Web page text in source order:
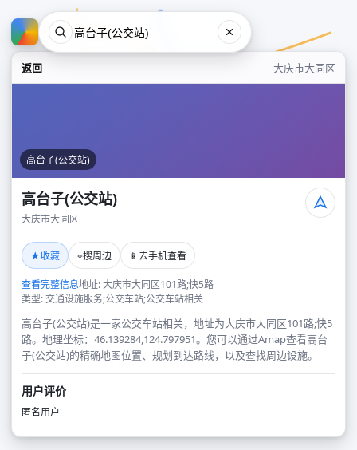
返回 大庆市大同区
高台子(公交站)
高台子(公交站)
大庆市大同区
★收藏 ⌖搜周边 📱 去手机查看
查看完整信息地址: 大庆市大同区101路;快5路
类型: 交通设施服务;公交车站;公交车站相关
高台子(公交站)是一家公交车站相关，地址为大庆市大同区101路;快5
路。地理坐标：46.139284,124.797951。您可以通过Amap查看高台
子(公交站)的精确地图位置、规划到达路线，以及查找周边设施。
用户评价
匿名用户